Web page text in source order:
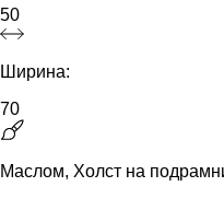
50
Ширина:
70
Маслом, Холст на